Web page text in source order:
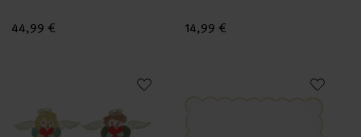
44,99 € 14,99 €
Stick & Stitch Stickpackung Engel mit Herzen 16 Stück
Platzsets eckig Gold/Weiß 2